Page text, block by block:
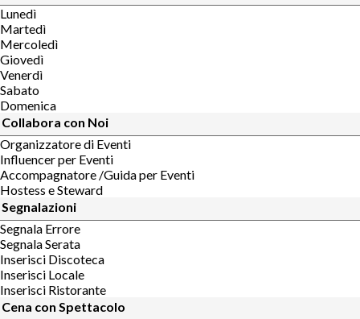
Lunedì
Martedì
Mercoledì
Giovedì
Venerdì
Sabato
Domenica
Collabora con Noi
Organizzatore di Eventi
Influencer per Eventi
Accompagnatore /Guida per Eventi
Hostess e Steward
Segnalazioni
Segnala Errore
Segnala Serata
Inserisci Discoteca
Inserisci Locale
Inserisci Ristorante
Cena con Spettacolo